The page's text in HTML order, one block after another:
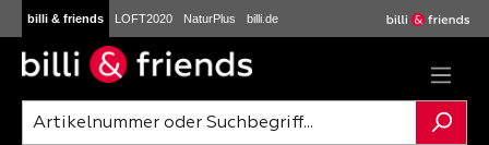
Zum Hauptinhalt springen
billi & friends LOFT2020 NaturPlus billi.de